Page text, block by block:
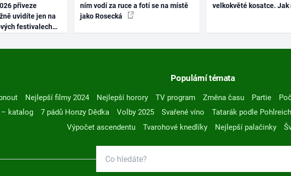
přiveze
uvidíte jen na
festivalech
ním vodí za ruce a fotí se na místě
jako Rosecká
velkokvěté kosatce. Jak
Populární témata
Nejlepší filmy 2024 Nejlepší horory TV program Změna času Partie
katalog
7 pádů Honzy Dědka Volby 2025 Svařené víno Tatarák podle
Výpočet ascendentu
Tvarohové knedlíky Nejlepší palačinky